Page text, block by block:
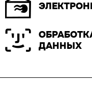
ДАННЫХ